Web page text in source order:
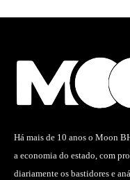
Há mais de 10 anos o Moon
a economia do estado, com
diariamente os bastidores e